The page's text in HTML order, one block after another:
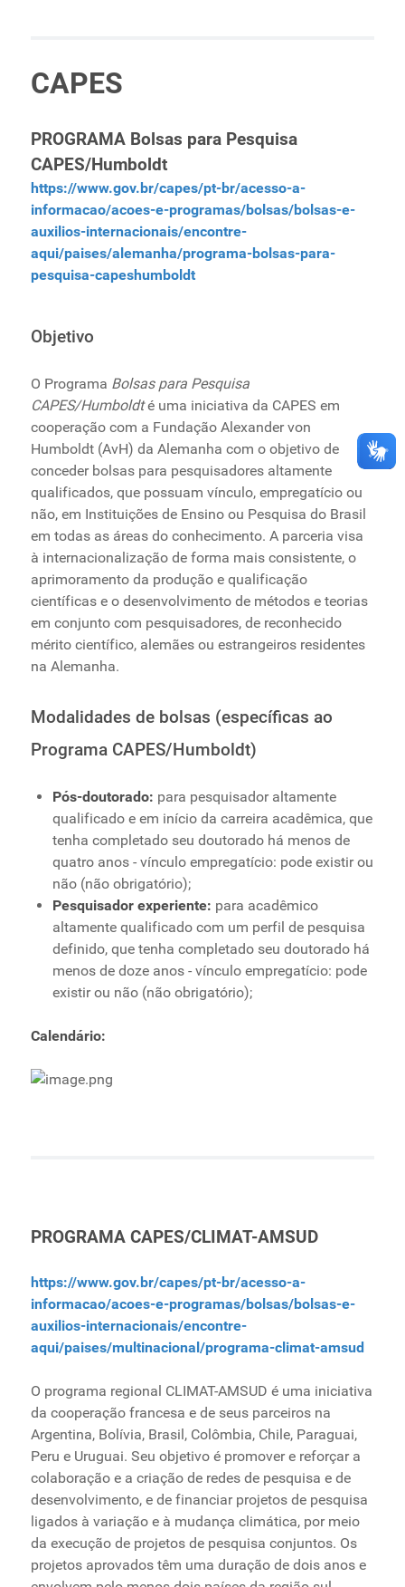
CAPES
PROGRAMA Bolsas para Pesquisa
CAPES/Humboldt
https://www.gov.br/capes/pt-br/acesso-a-
informacao/acoes-e-programas/bolsas/bolsas-e-
auxilios-internacionais/encontre-
aqui/paises/alemanha/programa-bolsas-para-
pesquisa-capeshumboldt
Objetivo
O Programa Bolsas para Pesquisa
CAPES/Humboldté uma iniciativa da CAPES em
cooperação com a Fundação Alexander von
Humboldt (AvH) da Alemanha com o objetivo de
conceder bolsas para pesquisadores altamente
qualificados, que possuam vínculo, empregatício ou
não, em Instituições de Ensino ou Pesquisa do Brasil
em todas as áreas do conhecimento. A parceria visa
à internacionalização de forma mais consistente, o
aprimoramento da produção e qualificação
científicas e o desenvolvimento de métodos e teorias
em conjunto com pesquisadores, de reconhecido
mérito científico, alemães ou estrangeiros residentes
na Alemanha.
Modalidades de bolsas (específicas ao
Programa CAPES/Humboldt)
Pós-doutorado: para pesquisador altamente
qualificado e em início da carreira acadêmica, que
tenha completado seu doutorado há menos de
quatro anos - vínculo empregatício: pode existir ou
não (não obrigatório);
Pesquisador experiente: para acadêmico
altamente qualificado com um perfil de pesquisa
definido, que tenha completado seu doutorado há
menos de doze anos - vínculo empregatício: pode
existir ou não (não obrigatório);
Calendário:
PROGRAMA CAPES/CLIMAT-AMSUD
https://www.gov.br/capes/pt-br/acesso-a-
informacao/acoes-e-programas/bolsas/bolsas-e-
auxilios-internacionais/encontre-
aqui/paises/multinacional/programa-climat-amsud
O programa regional CLIMAT-AMSUD é uma iniciativa
da cooperação francesa e de seus parceiros na
Argentina, Bolívia, Brasil, Colômbia, Chile, Paraguai,
Peru e Uruguai. Seu objetivo é promover e reforçar a
colaboração e a criação de redes de pesquisa e de
desenvolvimento, e de financiar projetos de pesquisa
ligados à variação e à mudança climática, por meio
da execução de projetos de pesquisa conjuntos. Os
projetos aprovados têm uma duração de dois anos e